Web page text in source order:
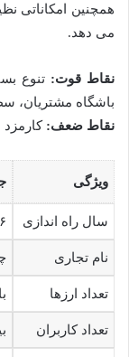
همچنین امکاناتی
می دهد.
نقاط قوت: تنوع
باشگاه مشتریان،
نقاط ضعف: کارمزد
ویژگی
سال راه اندازی
نام تجاری
تعداد ارزها
تعداد کاربران